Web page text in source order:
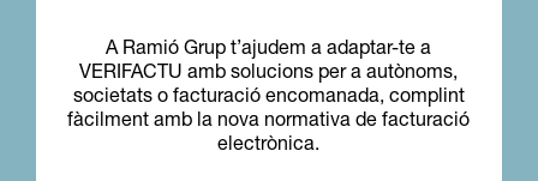
A Ramió Grup t’ajudem a adaptar-te a
VERIFACTU amb solucions per a autònoms,
societats o facturació encomanada, complint
fàcilment amb la nova normativa de facturació
electrònica.